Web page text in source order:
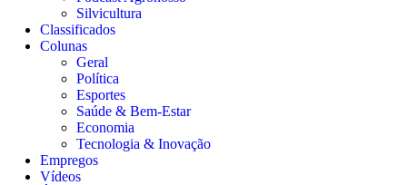
Silvicultura
Classificados
Colunas
Geral
Política
Esportes
Saúde & Bem-Estar
Economia
Tecnologia & Inovação
Empregos
Vídeos